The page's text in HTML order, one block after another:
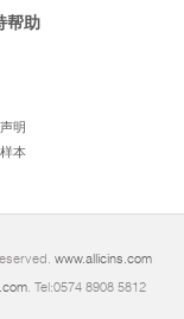
帮助
明
本
www.allicins.com
. Tel:0574 8908 5812